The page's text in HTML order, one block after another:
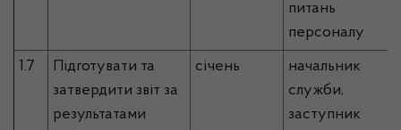
питань
персоналу
1.7
Підготувати та
затвердити звіт за
результатами
січень
начальник
служби,
заступник